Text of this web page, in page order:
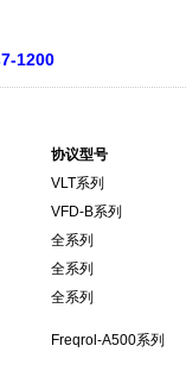
1200
协议型号
VLT系列
VFD-B系列
全系列
全系列
全系列
Freqrol-A500系列